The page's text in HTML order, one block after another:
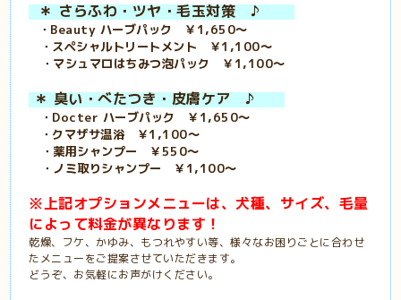
＊ さらふわ・ツヤ・毛玉対策 ♪
・Beauty ハーブパック ￥1,650～
・スペシャルトリートメント ￥1,100～
・マシュマロはちみつ泡パック ￥1,100～
＊ 臭い・べたつき・皮膚ケア ♪
・Docter ハーブパック ￥1,650～
・クマザサ温浴 ￥1,100～
・薬用シャンプー ￥550～
・ノミ取りシャンプー ￥1,100～
※上記オプションメニューは、犬種、サイズ、毛量
によって料金が異なります！
乾燥、フケ、かゆみ、もつれやすい等、様々なお困りごとに合わせ
たメニューをご提案させていただきます。
どうぞ、お気軽にお声がけください。